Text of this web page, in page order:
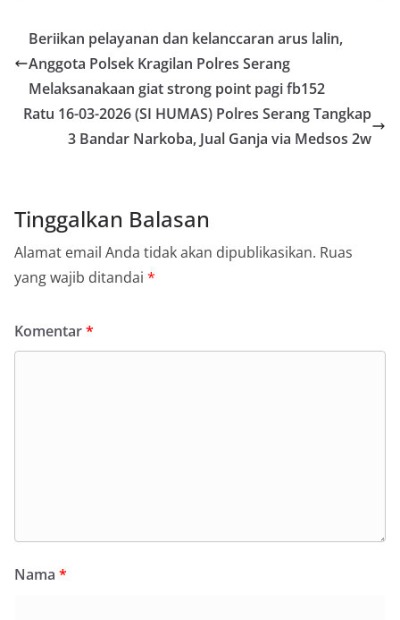
Beriikan pelayanan dan kelanccaran arus lalin,
Anggota Polsek Kragilan Polres Serang
Melaksanakaan giat strong point pagi fb152
Ratu 16-03-2026 (SI HUMAS) Polres Serang Tangkap
3 Bandar Narkoba, Jual Ganja via Medsos 2w
Tinggalkan Balasan
Alamat email Anda tidak akan dipublikasikan. Ruas
yang wajib ditandai *
Komentar*
Nama *